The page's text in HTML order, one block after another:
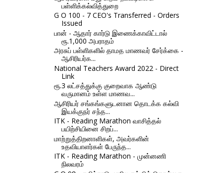
பள்ளிக்கல்வித்துறை
G O 100 - 7 CEO's Transferred - Orders
Issued
பான் - ஆதார் கார்டு இணைக்காவிட்டால்
ரூ.1,000 அபராதம்
அரசுப் பள்ளிகளில் தாமத மாணவர் சேர்க்கை -
ஆசிரியர்க...
National Teachers Award 2022 - Direct
Link
ரூ.3 லட்சத்துக்கு குறைவாக ஆண்டு
வருமானம் உள்ள மாணவ...
ஆசிரியர் சங்கங்களுடனான தொடக்க கல்வி
இயக்குநர் சந்த...
ITK - Reading Marathon வாசித்தல்
பயிற்சியினை சிறப்...
மாற்றுத்திறனாளிகள், அவர்களின்
உதவியாளர்கள் பேருந்த...
ITK - Reading Marathon - முன்னணி
நிலவரம்